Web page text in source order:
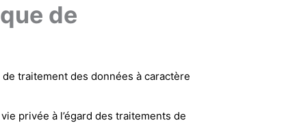
de
de traitement des données à caractère
privée à l’égard des traitements de